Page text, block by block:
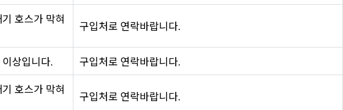
호스가 막혀
구입처로 연락바랍니다.
상입니다. 구입처로 연락바랍니다.
호스가 막혀
구입처로 연락바랍니다.